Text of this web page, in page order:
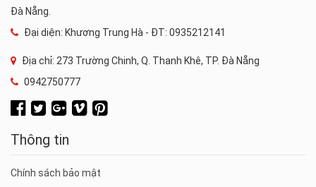
Đà Nẵng.
Đại diện: Khương Trung Hà - ĐT: 0935212141
Địa chỉ: 273 Trường Chinh, Q. Thanh Khê, TP. Đà Nẵng
0942750777
Thông tin
Chính sách bảo mật